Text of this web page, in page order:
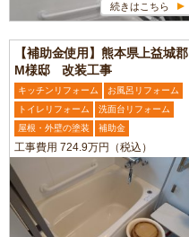
続きはこちら
【補助金使用】熊本県上益城郡
M様邸 改装工事
キッチンリフォーム
お風呂リフォーム
トイレリフォーム
洗面台リフォーム
屋根・外壁の塗装
補助金
工事費用 724.9万円（税込）